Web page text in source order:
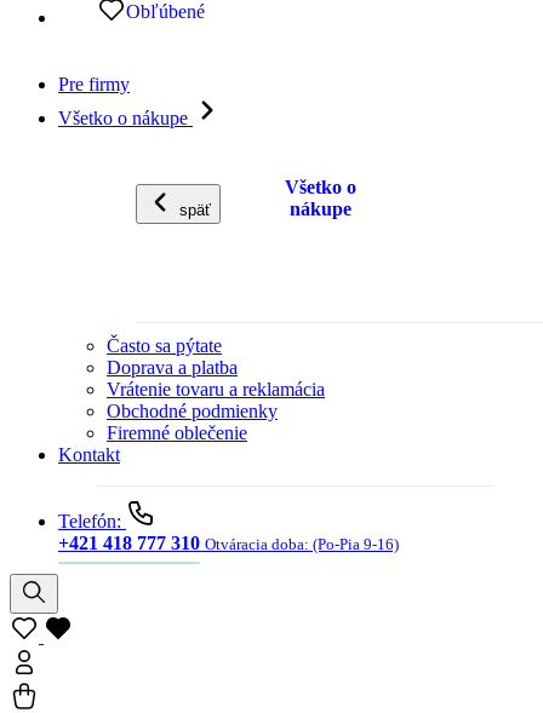
Obľúbené
Pre firmy
Všetko o nákupe
späť
Všetko o
nákupe
Často sa pýtate
Doprava a platba
Vrátenie tovaru a reklamácia
Obchodné podmienky
Firemné oblečenie
Kontakt
Telefón:
+421 418 777 310 Otváracia doba: (Po-Pia 9-16)